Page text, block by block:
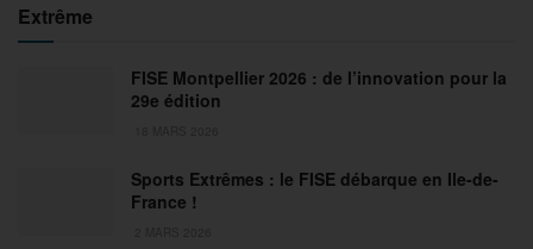
Extrême
FISE Montpellier 2026 : de l’innovation pour la
29e édition
Sports Extrêmes : le FISE débarque en Ile-de-
France !